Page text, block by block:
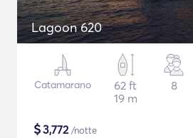
Lagoon 620
Catamarano
62 ft
19 m
8
$3,772/notte